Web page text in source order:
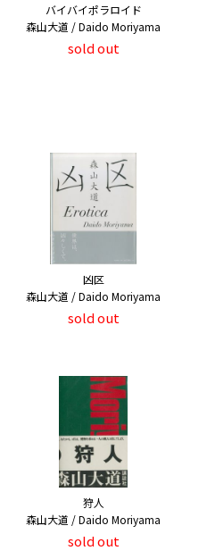
バイバイポラロイド
森山大道 / Daido Moriyama
sold out
凶区
森山大道 / Daido Moriyama
sold out
狩人
森山大道 / Daido Moriyama
sold out